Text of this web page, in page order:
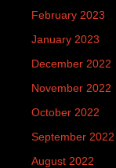
February 2023
January 2023
December 2022
November 2022
October 2022
September 2022
August 2022